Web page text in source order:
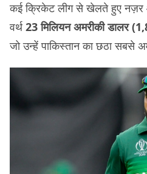
कई क्रिकेट लीग से खेलते हुए नज़र
वर्थ 23 मिलियन अमरीकी डालर
जो उन्हें पाकिस्तान का छठा सबसे